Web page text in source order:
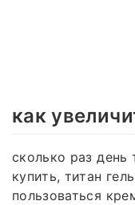
как
сколько раз день
купить, титан
пользоваться